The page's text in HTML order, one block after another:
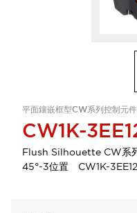
平面鑲嵌框型CW系列控制元件
CW1K-
Flush Silhouette CW
45°-3位置 CW1K-